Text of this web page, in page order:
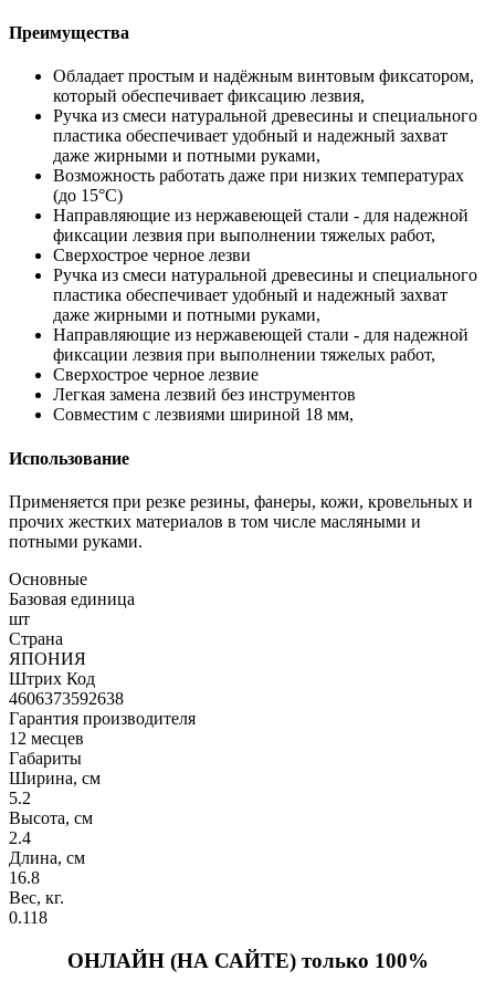
Преимущества
Обладает простым и надёжным винтовым фиксатором,
который обеспечивает фиксацию лезвия,
Ручка из смеси натуральной древесины и специального
пластика обеспечивает удобный и надежный захват
даже жирными и потными руками,
Возможность работать даже при низких температурах
(до 15°C)
Направляющие из нержавеющей стали - для надежной
фиксации лезвия при выполнении тяжелых работ,
Cверхострое черное лезви
Ручка из смеси натуральной древесины и специального
пластика обеспечивает удобный и надежный захват
даже жирными и потными руками,
Направляющие из нержавеющей стали - для надежной
фиксации лезвия при выполнении тяжелых работ,
Cверхострое черное лезвие
Легкая замена лезвий без инструментов
Совместим с лезвиями шириной 18 мм,
Использование
Применяется при резке резины, фанеры, кожи, кровельных и
прочих жестких материалов в том числе масляными и
потными руками.
Основные
Базовая единица
шт
Страна
ЯПОНИЯ
Штрих Код
4606373592638
Гарантия производителя
12 месцев
Габариты
Ширина, см
5.2
Высота, см
2.4
Длина, см
16.8
Вес, кг.
0.118
ОНЛАЙН (НА САЙТЕ) только 100%